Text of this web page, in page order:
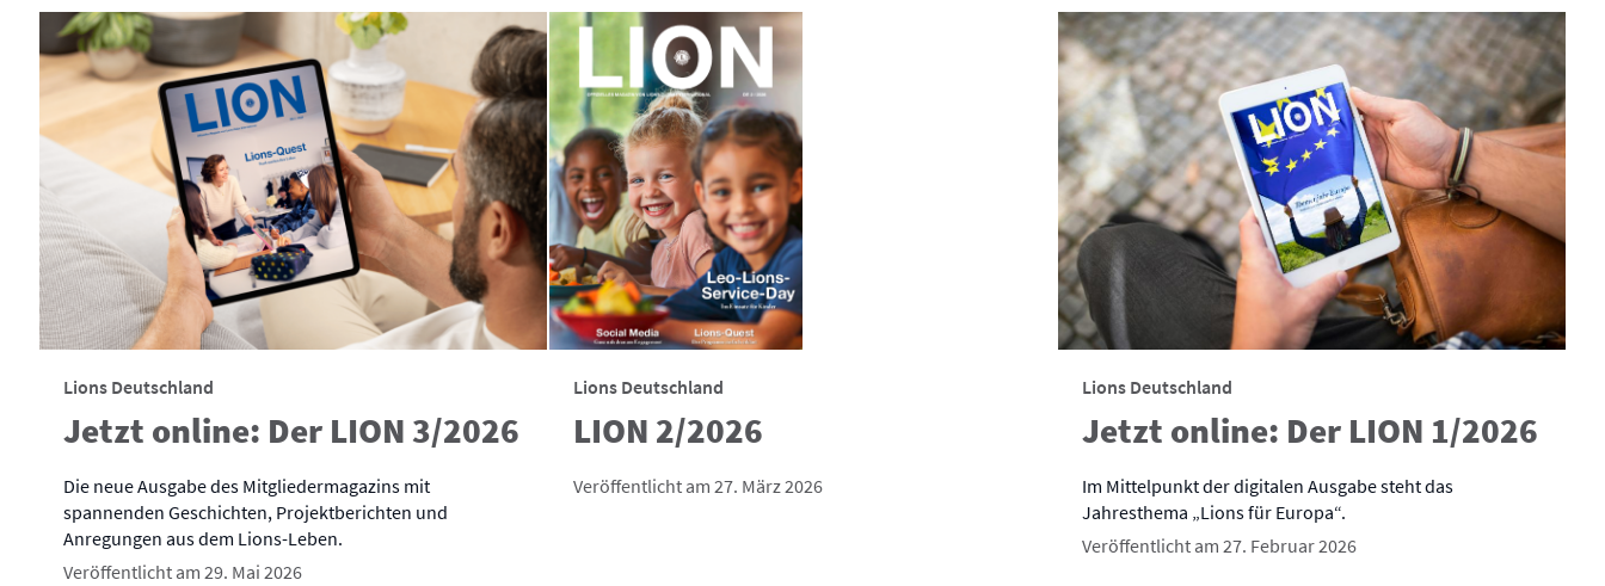
Lions Deutschland
Jetzt online: Der LION 3/2026
Die neue Ausgabe des Mitgliedermagazins mit
spannenden Geschichten, Projektberichten und
Anregungen aus dem Lions-Leben.
Veröffentlicht am 29. Mai 2026
Lions Deutschland
LION 2/2026
Veröffentlicht am 27. März 2026
Lions Deutschland
Jetzt online: Der LION 1/2026
Im Mittelpunkt der digitalen Ausgabe steht das
Jahresthema „Lions für Europa“.
Veröffentlicht am 27. Februar 2026